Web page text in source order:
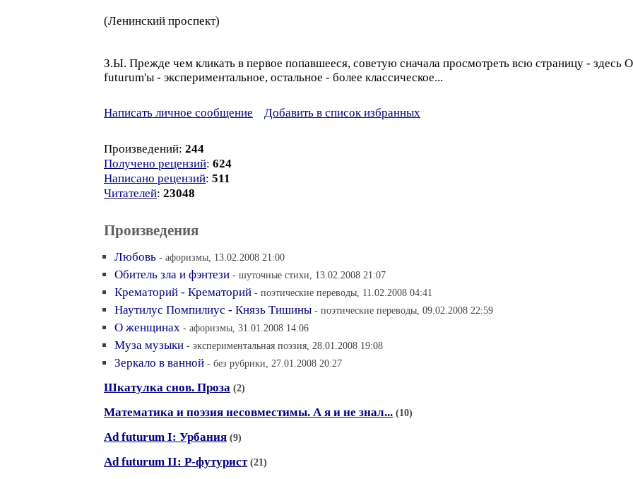
(Ленинский проспект)
З.Ы. Прежде чем кликать в первое попавшееся, советую сначала просмотреть всю страницу -
futurum'ы - экспериментальное, остальное - более классическое...
Написать личное сообщение Добавить в список избранных
Произведений: 244
Получено рецензий: 624
Написано рецензий: 511
Читателей: 23048
Произведения
Любовь - афоризмы, 13.02.2008 21:00
Обитель зла и фэнтези - шуточные стихи, 13.02.2008 21:07
Крематорий - Крематорий - поэтические переводы, 11.02.2008 04:41
Наутилус Помпилиус - Князь Тишины - поэтические переводы, 09.02.2008 22:59
О женщинах - афоризмы, 31.01.2008 14:06
Муза музыки - экспериментальная поэзия, 28.01.2008 19:08
Зеркало в ванной - без рубрики, 27.01.2008 20:27
Шкатулка снов. Проза (2)
Математика и поэзия несовместимы. А я и не знал... (10)
Ad futurum I: Урбания (9)
Ad futurum II: Р-футурист (21)